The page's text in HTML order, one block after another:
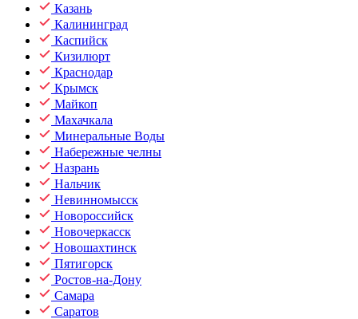
Казань
Калининград
Каспийск
Кизилюрт
Краснодар
Крымск
Майкоп
Махачкала
Минеральные Воды
Набережные челны
Назрань
Нальчик
Невинномысск
Новороссийск
Новочеркасск
Новошахтинск
Пятигорск
Ростов-на-Дону
Самара
Саратов